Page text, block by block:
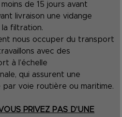
de 15 jours avant
livraison une vidange
filtration.
nous occuper du transport
avec des
à l’échelle
qui assurent une
voie routière ou maritime.
PRIVEZ PAS D'UNE